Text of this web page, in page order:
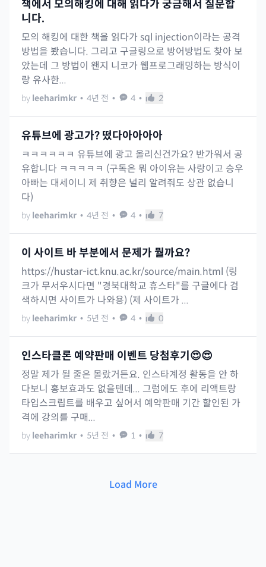
책에서 모의해킹에 대해 읽다가 궁금해서 질문합
니다.
모의 해킹에 대한 책을 읽다가 sql injection이라는 공격
방법을 봤습니다. 그리고 구글링으로 방어방법도 찾아 보
았는데 그 방법이 왠지 니코가 웹프로그래밍하는 방식이
랑 유사한...
by leeharimkr • 4년 전 • 4 • 2
유튜브에 광고가? 떴다아아아아
ㅋㅋㅋㅋㅋㅋ 유튜브에 광고 올리신건가요? 반가워서 공
유합니다 ㅋㅋㅋㅋㅋ (구독은 뭐 아이유는 사랑이고 승우
아빠는 대세이니 제 취향은 널리 알려줘도 상관 없습니
다)
by leeharimkr • 4년 전 • 4 • 7
이 사이트 바 부분에서 문제가 뭘까요?
https://hustar-ict.knu.ac.kr/source/main.html (링
크가 무서우시다면 "경북대학교 휴스타"를 구글에다 검
색하시면 사이트가 나와용) (제 사이트가 ...
by leeharimkr • 5년 전 • 4 • 0
인스타클론 예약판매 이벤트 당첨후기😍😍
정말 제가 될 줄은 몰랐거든요. 인스타계정 활동을 안 하
다보니 홍보효과도 없을텐데... 그럼에도 후에 리액트랑
타입스크립트를 배우고 싶어서 예약판매 기간 할인된 가
격에 강의를 구매...
by leeharimkr • 5년 전 • 1 • 7
Load More